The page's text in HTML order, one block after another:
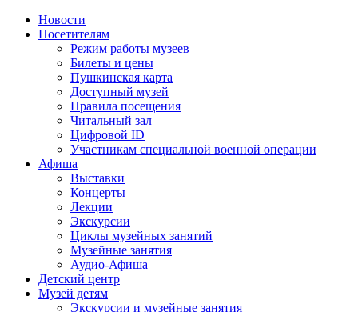
Новости
Посетителям
Режим работы музеев
Билеты и цены
Пушкинская карта
Доступный музей
Правила посещения
Читальный зал
Цифровой ID
Участникам специальной военной операции
Афиша
Выставки
Концерты
Лекции
Экскурсии
Циклы музейных занятий
Музейные занятия
Аудио-Афиша
Детский центр
Музей детям
Экскурсии и музейные занятия